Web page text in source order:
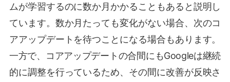
ムが学習するのに数か月かかることもあると説明し
ています。数か月たっても変化がない場合、次のコ
アアップデートを待つことになる場合もあります。
一方で、コアアップデートの合間にもGoogleは継続
的に調整を行っているため、その間に改善が反映さ